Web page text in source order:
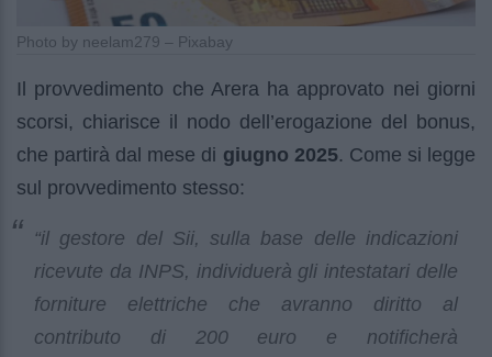
Photo by neelam279 – Pixabay
Il provvedimento che Arera ha approvato nei giorni
scorsi, chiarisce il nodo dell’erogazione del bonus,
che partirà dal mese di giugno 2025. Come si legge
sul provvedimento stesso:
“il gestore del Sii, sulla base delle indicazioni
ricevute da INPS, individuerà gli intestatari delle
forniture elettriche che avranno diritto al
contributo di 200 euro e notificherà